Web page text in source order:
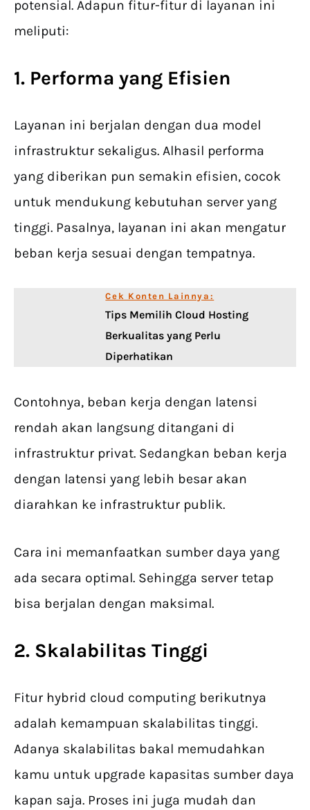
potensial. Adapun fitur-fitur di layanan ini
meliputi:
1. Performa yang Efisien
Layanan ini berjalan dengan dua model
infrastruktur sekaligus. Alhasil performa
yang diberikan pun semakin efisien, cocok
untuk mendukung kebutuhan server yang
tinggi. Pasalnya, layanan ini akan mengatur
beban kerja sesuai dengan tempatnya.
Cek Konten Lainnya:
Tips Memilih Cloud Hosting
Berkualitas yang Perlu
Diperhatikan
Contohnya, beban kerja dengan latensi
rendah akan langsung ditangani di
infrastruktur privat. Sedangkan beban kerja
dengan latensi yang lebih besar akan
diarahkan ke infrastruktur publik.
Cara ini memanfaatkan sumber daya yang
ada secara optimal. Sehingga server tetap
bisa berjalan dengan maksimal.
2. Skalabilitas Tinggi
Fitur hybrid cloud computing berikutnya
adalah kemampuan skalabilitas tinggi.
Adanya skalabilitas bakal memudahkan
kamu untuk upgrade kapasitas sumber daya
kapan saja. Proses ini juga mudah dan